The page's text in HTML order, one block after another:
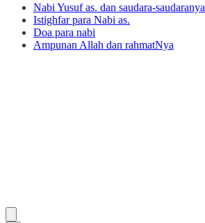
Nabi Yusuf as. dan saudara-saudaranya
Istighfar para Nabi as.
Doa para nabi
Ampunan Allah dan rahmatNya